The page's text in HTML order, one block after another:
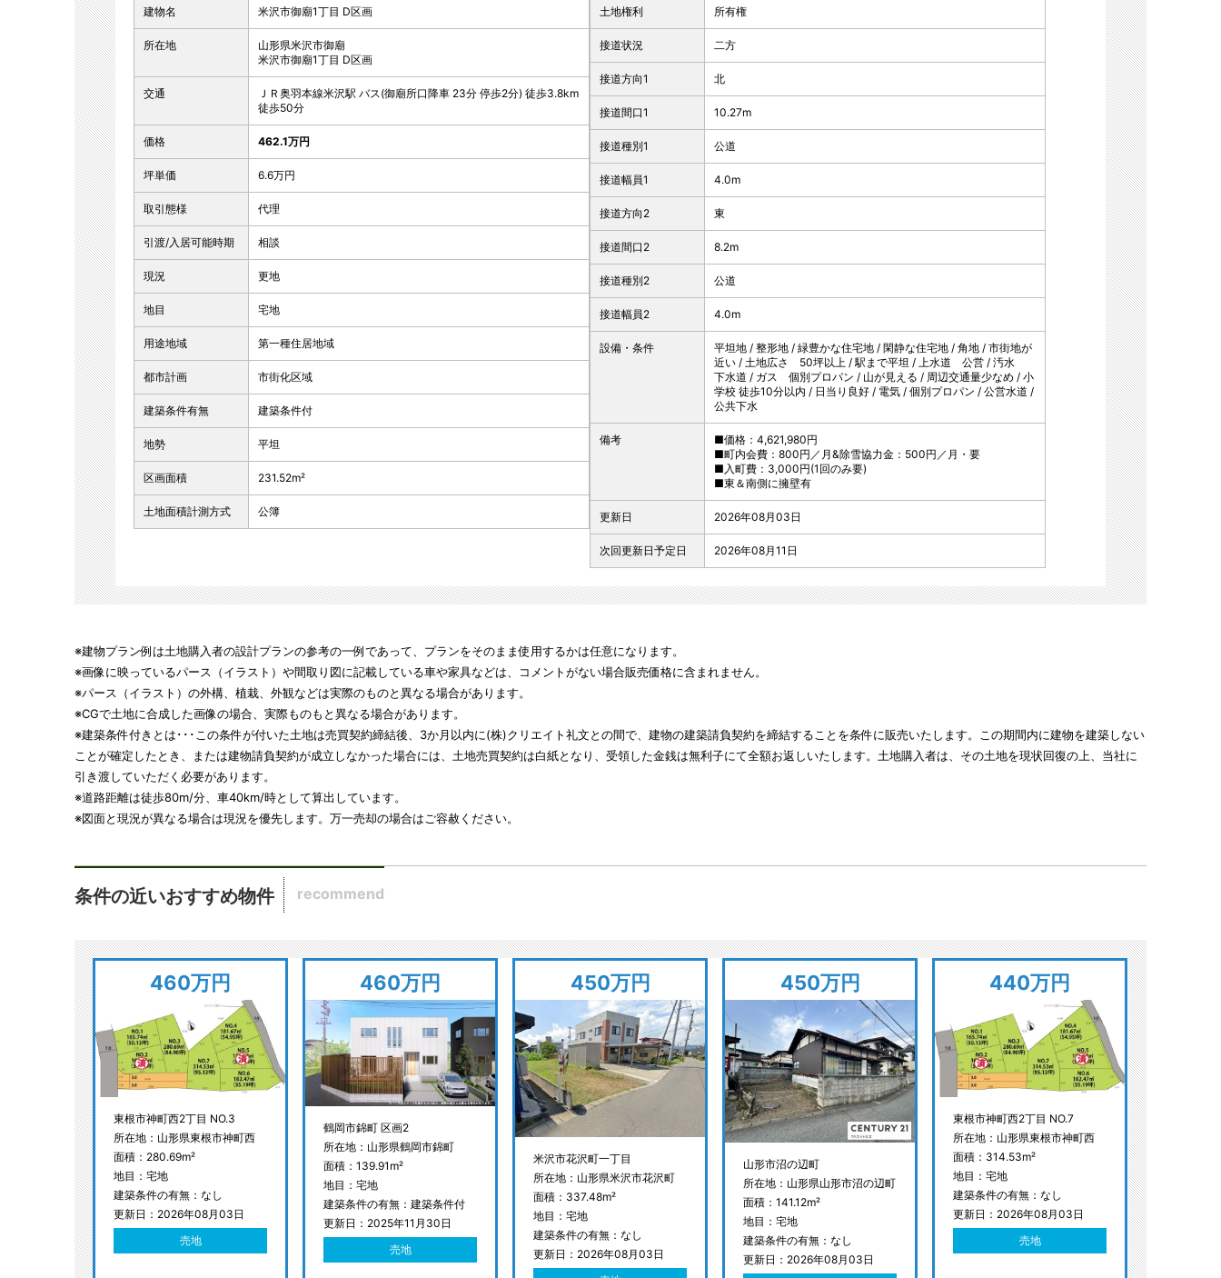
建物名 米沢市御廟1丁目 D区画
所在地
山形県米沢市御廟
米沢市御廟1丁目 D区画
交通
ＪＲ奥羽本線米沢駅 バス(御廟所口降車 23分 停歩2分) 徒歩3.8km
徒歩50分
価格 462.1万円
坪単価 6.6万円
取引態様 代理
引渡/入居可能時期 相談
現況 更地
地目 宅地
用途地域 第一種住居地域
都市計画 市街化区域
建築条件有無 建築条件付
地勢 平坦
区画面積 231.52m²
土地面積計測方式 公簿
土地権利 所有権
接道状況 二方
接道方向1 北
接道間口1 10.27m
接道種別1 公道
接道幅員1 4.0m
接道方向2 東
接道間口2 8.2m
接道種別2 公道
接道幅員2 4.0m
設備・条件
平坦地 / 整形地 / 緑豊かな住宅地 / 閑静な住宅地 / 角地 / 市街地が
近い / 土地広さ 50坪以上 / 駅まで平坦 / 上水道 公営 / 汚水
下水道 / ガス 個別プロパン / 山が見える / 周辺交通量少なめ / 小
学校 徒歩10分以内 / 日当り良好 / 電気 / 個別プロパン / 公営水道 /
公共下水
備考
■価格：4,621,980円
■町内会費：800円／月&除雪協力金：500円／月・要
■入町費：3,000円(1回のみ要)
■東＆南側に擁壁有
更新日 2026年08月03日
次回更新日予定日 2026年08月11日
※建物プラン例は土地購入者の設計プランの参考の一例であって、プランをそのまま使用するかは任意になります。
※画像に映っているパース（イラスト）や間取り図に記載している車や家具などは、コメントがない場合販売価格に含まれません。
※パース（イラスト）の外構、植栽、外観などは実際のものと異なる場合があります。
※CGで土地に合成した画像の場合、実際ものもと異なる場合があります。
※建築条件付きとは･･･この条件が付いた土地は売買契約締結後、3か月以内に(株)クリエイト礼文との間で、建物の建築請負契約を締結することを条件に販売いたします。この期間内に建物を建築しない
ことが確定したとき、または建物請負契約が成立しなかった場合には、土地売買契約は白紙となり、受領した金銭は無利子にて全額お返しいたします。土地購入者は、その土地を現状回復の上、当社に
引き渡していただく必要があります。
※道路距離は徒歩80m/分、車40km/時として算出しています。
※図面と現況が異なる場合は現況を優先します。万一売却の場合はご容赦ください。
条件の近いおすすめ物件 recommend
460万円
東根市神町西2丁目 NO.3
所在地：山形県東根市神町西
面積：280.69m²
地目：宅地
建築条件の有無：なし
更新日：2026年08月03日
売地
460万円
鶴岡市錦町 区画2
所在地：山形県鶴岡市錦町
面積：139.91m²
地目：宅地
建築条件の有無：建築条件付
更新日：2025年11月30日
売地
450万円
米沢市花沢町一丁目
所在地：山形県米沢市花沢町
面積：337.48m²
地目：宅地
建築条件の有無：なし
更新日：2026年08月03日
450万円
山形市沼の辺町
所在地：山形県山形市沼の辺町
面積：141.12m²
地目：宅地
建築条件の有無：なし
更新日：2026年08月03日
440万円
東根市神町西2丁目 NO.7
所在地：山形県東根市神町西
面積：314.53m²
地目：宅地
建築条件の有無：なし
更新日：2026年08月03日
売地